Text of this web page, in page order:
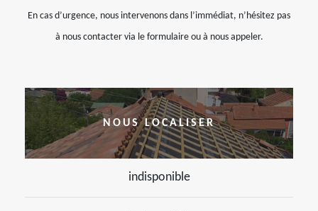
En cas d’urgence, nous intervenons dans l’immédiat, n’hésitez pas
à nous contacter via le formulaire ou à nous appeler.
NOUS LOCALISER
indisponible